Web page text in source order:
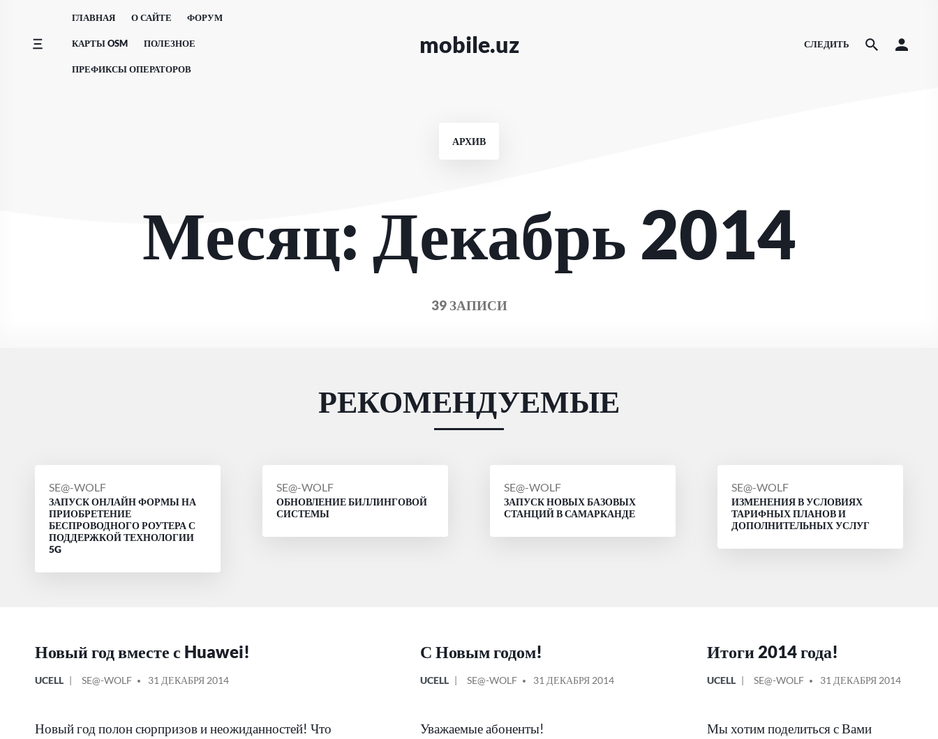
содержимому
ГЛАВНАЯ О САЙТЕ ФОРУМ
КАРТЫ OSM ПОЛЕЗНОЕ
ПРЕФИКСЫ ОПЕРАТОРОВ
mobile.uz СЛЕДИТЬ
АРХИВ
Месяц: Декабрь 2014
39 ЗАПИСИ
РЕКОМЕНДУЕМЫЕ
СООБЩЕНИЕ
ОТ
SE@-WOLF
ЗАПУСК ОНЛАЙН ФОРМЫ НА
ПРИОБРЕТЕНИЕ
БЕСПРОВОДНОГО РОУТЕРА С
ПОДДЕРЖКОЙ ТЕХНОЛОГИИ
5G
СООБЩЕНИЕ
ОТ
SE@-WOLF
ОБНОВЛЕНИЕ БИЛЛИНГОВОЙ
СИСТЕМЫ
СООБЩЕНИЕ
ОТ
SE@-WOLF
ЗАПУСК НОВЫХ БАЗОВЫХ
СТАНЦИЙ В САМАРКАНДЕ
СООБЩЕНИЕ
ОТ
SE@-WOLF
ИЗМЕНЕНИЯ В УСЛОВИЯХ
ТАРИФНЫХ ПЛАНОВ И
ДОПОЛНИТЕЛЬНЫХ УСЛУГ
Новый год вместе с Huawei!
ОПУБЛИКОВАНО
UCELL
СООБЩЕНИЕ
SE@-WOLF 31 ДЕКАБРЯ 2014
Новый год полон сюрпризов и неожиданностей! Что
С Новым годом!
ОПУБЛИКОВАНО
UCELL
СООБЩЕНИЕ
SE@-WOLF 31 ДЕКАБРЯ 2014
Уважаемые абоненты!
Итоги 2014 года!
ОПУБЛИКОВАНО
UCELL
СООБЩЕНИЕ
SE@-WOLF 31 ДЕКАБРЯ 2014
Мы хотим поделиться с Вами